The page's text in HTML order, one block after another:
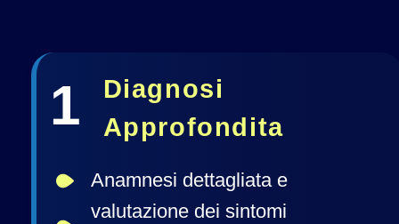
1﻿
Diagnosi
Approfondita
Anamnesi dettagliata e
valutazione dei sintomi